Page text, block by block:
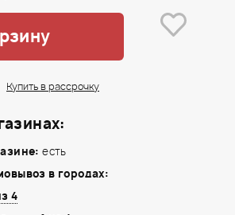
Купить в рассрочку
есть
в городах:
4